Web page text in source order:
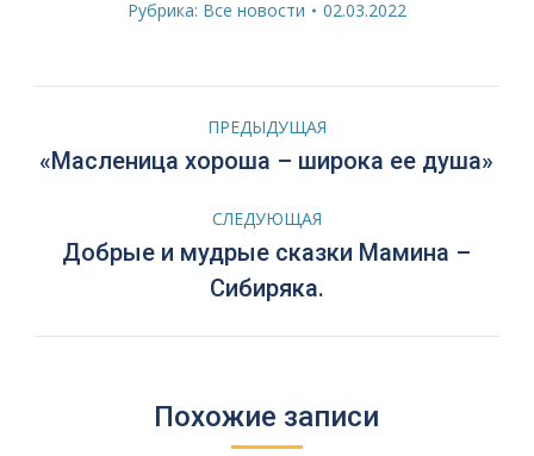
Рубрика: Все новости 02.03.2022
Навигация
по
ПРЕДЫДУЩАЯ
Предыдущая
«Масленица хороша – широка ее душа»
СЛЕДУЮЩАЯ
Следующая
запись:
Добрые и мудрые сказки Мамина –
Сибиряка.
Похожие записи